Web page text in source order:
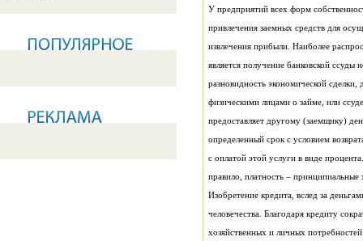
правило, платность – принципиальные
хозяйственных и личных